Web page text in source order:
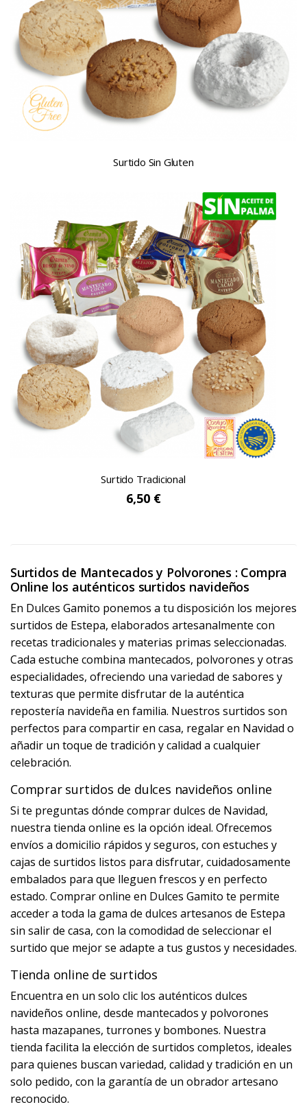
Surtido Sin Gluten
Surtido Tradicional
6,50 €
Surtidos de Mantecados y Polvorones : Compra
Online los auténticos surtidos navideños
En Dulces Gamito ponemos a tu disposición los mejores
surtidos de Estepa, elaborados artesanalmente con
recetas tradicionales y materias primas seleccionadas.
Cada estuche combina mantecados, polvorones y otras
especialidades, ofreciendo una variedad de sabores y
texturas que permite disfrutar de la auténtica
repostería navideña en familia. Nuestros surtidos son
perfectos para compartir en casa, regalar en Navidad o
añadir un toque de tradición y calidad a cualquier
celebración.
Comprar surtidos de dulces navideños online
Si te preguntas dónde comprar dulces de Navidad,
nuestra tienda online es la opción ideal. Ofrecemos
envíos a domicilio rápidos y seguros, con estuches y
cajas de surtidos listos para disfrutar, cuidadosamente
embalados para que lleguen frescos y en perfecto
estado. Comprar online en Dulces Gamito te permite
acceder a toda la gama de dulces artesanos de Estepa
sin salir de casa, con la comodidad de seleccionar el
surtido que mejor se adapte a tus gustos y necesidades.
Tienda online de surtidos
Encuentra en un solo clic los auténticos dulces
navideños online, desde mantecados y polvorones
hasta mazapanes, turrones y bombones. Nuestra
tienda facilita la elección de surtidos completos, ideales
para quienes buscan variedad, calidad y tradición en un
solo pedido, con la garantía de un obrador artesano
reconocido.